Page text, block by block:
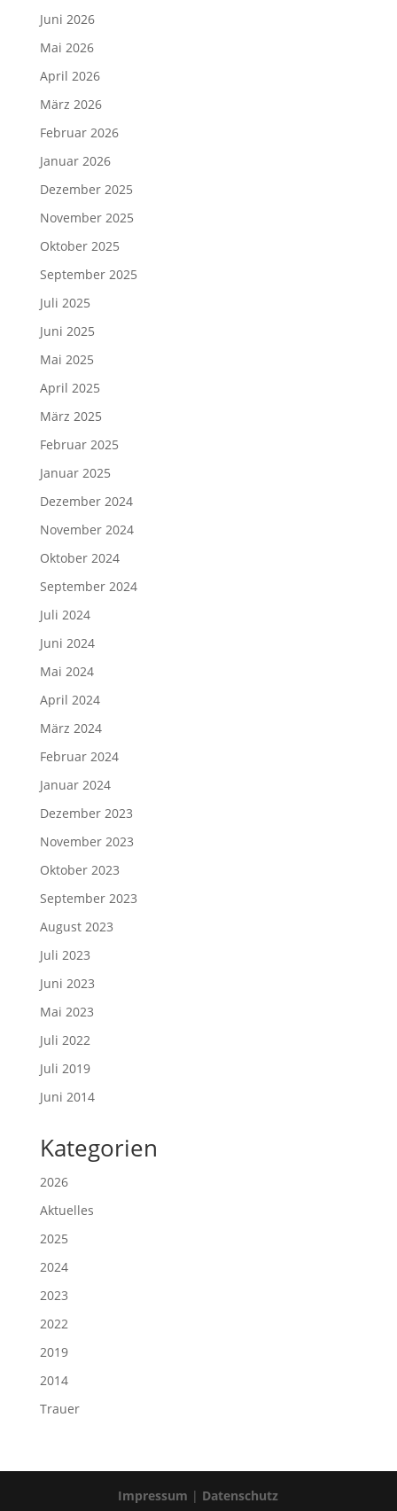
Juni 2026
Mai 2026
April 2026
März 2026
Februar 2026
Januar 2026
Dezember 2025
November 2025
Oktober 2025
September 2025
Juli 2025
Juni 2025
Mai 2025
April 2025
März 2025
Februar 2025
Januar 2025
Dezember 2024
November 2024
Oktober 2024
September 2024
Juli 2024
Juni 2024
Mai 2024
April 2024
März 2024
Februar 2024
Januar 2024
Dezember 2023
November 2023
Oktober 2023
September 2023
August 2023
Juli 2023
Juni 2023
Mai 2023
Juli 2022
Juli 2019
Juni 2014
Kategorien
2026
Aktuelles
2025
2024
2023
2022
2019
2014
Trauer
Impressum | Datenschutz